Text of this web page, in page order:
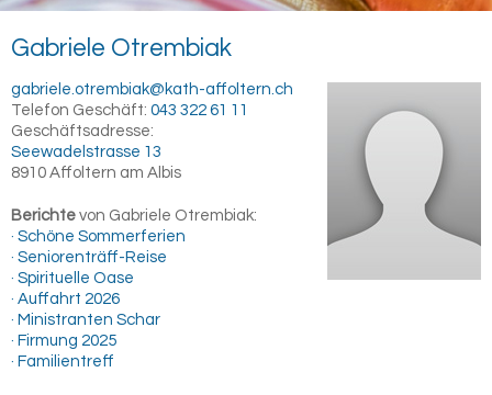
Ga­brie­le Otrem­bi­ak
gabriele.otrembiak@kath-affoltern.ch
Telefon Geschäft: 043 322 61 11
Geschäftsadresse:
Seewadelstrasse 13
8910 Affoltern am Albis
Berichte von Gabriele Otrembiak:
· Schöne Sommerferien
· Seniorenträff-Reise
· Spirituelle Oase
· Auffahrt 2026
· Ministranten Schar
· Firmung 2025
· Familientreff